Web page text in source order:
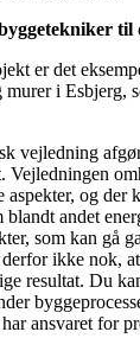
er det
murer i Esbjerg,
vejledning
Vejledningen
aspekter, og der
andet
som kan gå
ikke nok,
resultat. Du
ansvaret for